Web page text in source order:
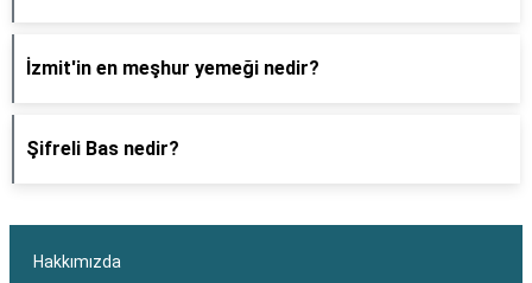
İzmit'in en meşhur yemeği nedir?
Şifreli Bas nedir?
Hakkımızda